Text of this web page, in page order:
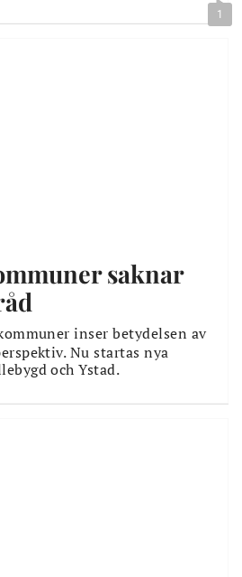
1
saknar
inser betydelsen av
Nu startas nya
och Ystad.